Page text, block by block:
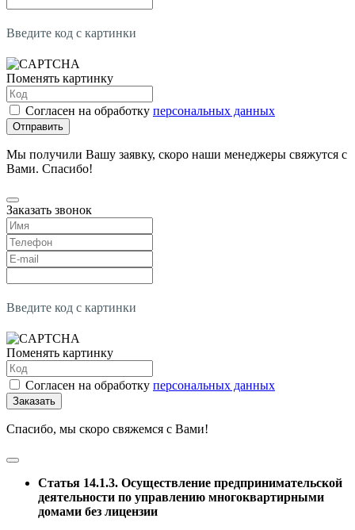
Введите код с картинки
Поменять картинку
Согласен на обработку персональных данных
Отправить
Мы получили Вашу заявку, скоро наши менеджеры свяжутся с
Вами. Спасибо!
Заказать звонок
Введите код с картинки
Поменять картинку
Согласен на обработку персональных данных
Заказать
Спасибо, мы скоро свяжемся с Вами!
Статья 14.1.3. Осуществление предпринимательской
деятельности по управлению многоквартирными
домами без лицензии